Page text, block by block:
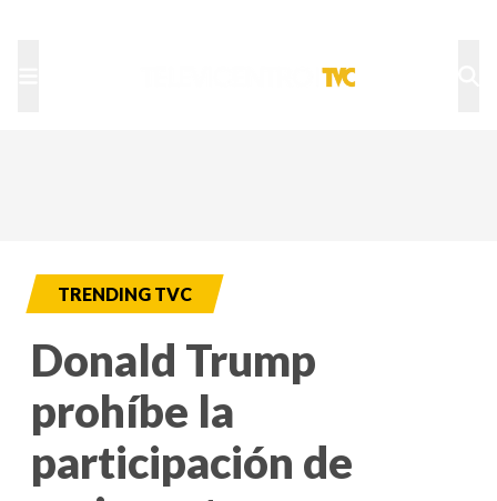
TRENDING TVC
Donald Trump
prohíbe la
participación de